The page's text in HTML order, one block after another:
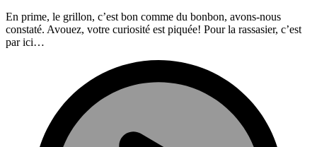
En prime, le grillon, c’est bon comme du bonbon, avons-nous
constaté. Avouez, votre curiosité est piquée! Pour la rassasier, c’est
par ici…